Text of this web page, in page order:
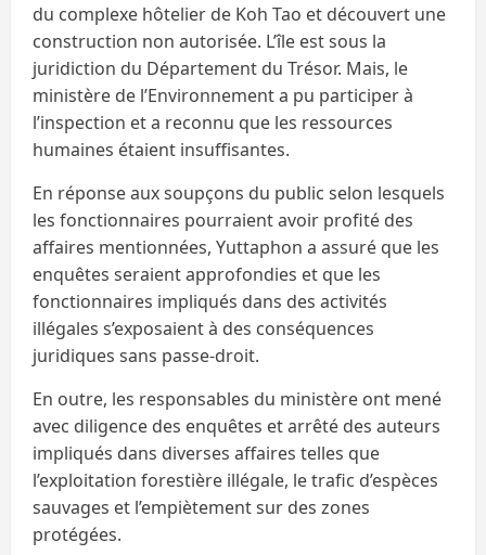
du complexe hôtelier de Koh Tao et découvert une
construction non autorisée. L’île est sous la
juridiction du Département du Trésor. Mais, le
ministère de l’Environnement a pu participer à
l’inspection et a reconnu que les ressources
humaines étaient insuffisantes.
En réponse aux soupçons du public selon lesquels
les fonctionnaires pourraient avoir profité des
affaires mentionnées, Yuttaphon a assuré que les
enquêtes seraient approfondies et que les
fonctionnaires impliqués dans des activités
illégales s’exposaient à des conséquences
juridiques sans passe-droit.
En outre, les responsables du ministère ont mené
avec diligence des enquêtes et arrêté des auteurs
impliqués dans diverses affaires telles que
l’exploitation forestière illégale, le trafic d’espèces
sauvages et l’empiètement sur des zones
protégées.